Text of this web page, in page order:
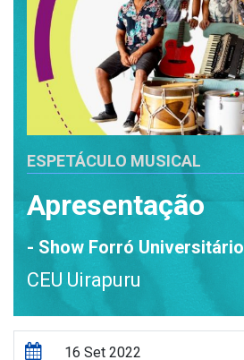
ESPETÁCULO MUSICAL
Apresentação
- Show Forró Universitário
CEU Uirapuru
16 Set 2022